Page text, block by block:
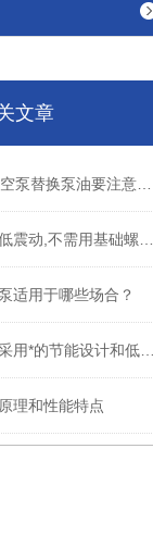
文章
适用于哪些场合？
理和性能特点